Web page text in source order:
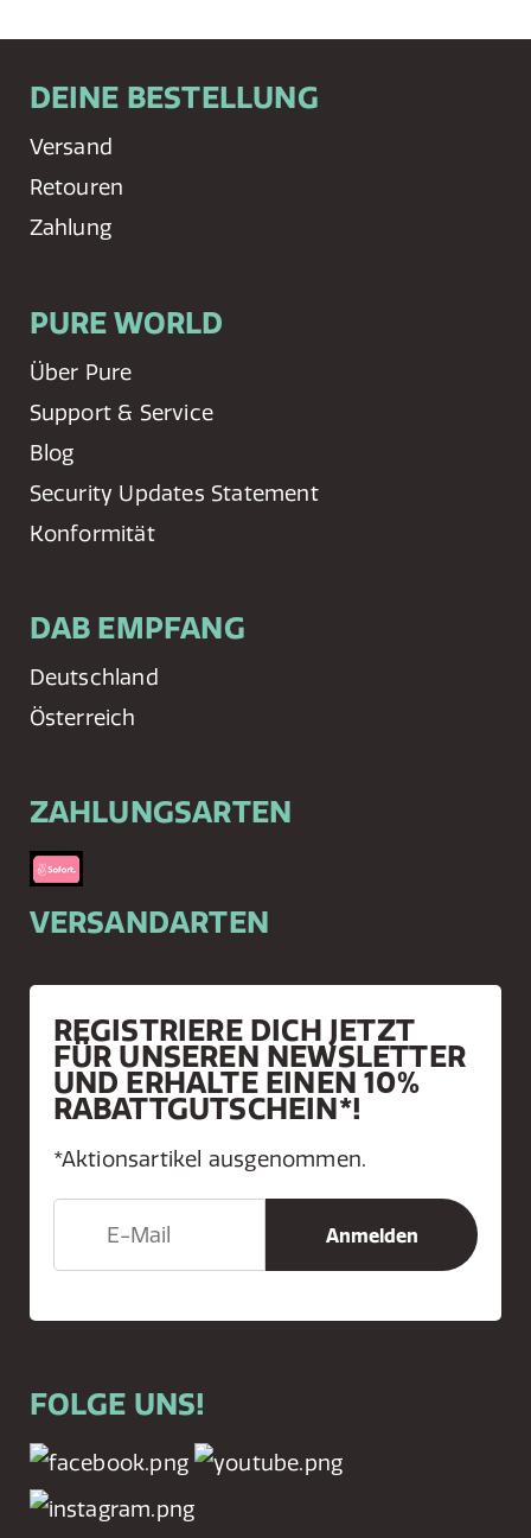
DEINE BESTELLUNG
Versand
Retouren
Zahlung
PURE WORLD
Über Pure
Support & Service
Blog
Security Updates Statement
Konformität
DAB EMPFANG
Deutschland
Österreich
ZAHLUNGSARTEN
VERSANDARTEN
REGISTRIERE DICH JETZT
FÜR UNSEREN NEWSLETTER
UND ERHALTE EINEN 10%
RABATTGUTSCHEIN*!
*Aktionsartikel ausgenommen.
FOLGE UNS!